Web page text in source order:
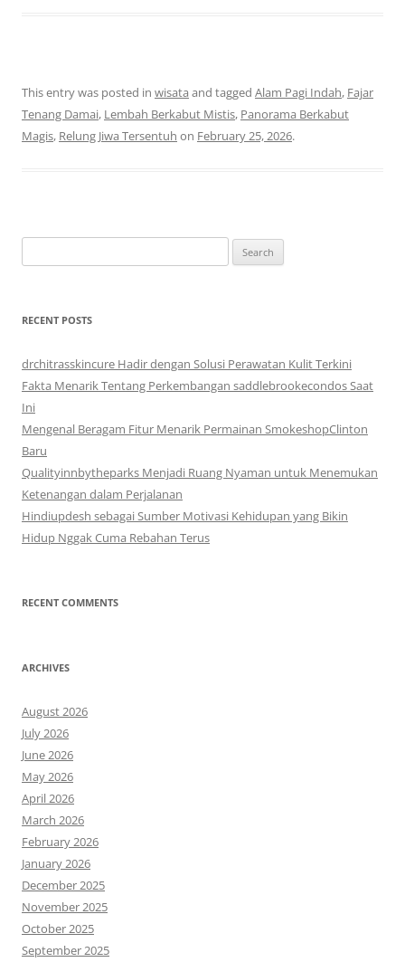
This entry was posted in wisata and tagged Alam Pagi Indah, Fajar
Tenang Damai, Lembah Berkabut Mistis, Panorama Berkabut
Magis, Relung Jiwa Tersentuh on February 25, 2026.
for:
RECENT POSTS
drchitrasskincure Hadir dengan Solusi Perawatan Kulit Terkini
Fakta Menarik Tentang Perkembangan saddlebrookecondos Saat
Ini
Mengenal Beragam Fitur Menarik Permainan SmokeshopClinton
Baru
Qualityinnbytheparks Menjadi Ruang Nyaman untuk Menemukan
Ketenangan dalam Perjalanan
Hindiupdesh sebagai Sumber Motivasi Kehidupan yang Bikin
Hidup Nggak Cuma Rebahan Terus
RECENT COMMENTS
ARCHIVES
August 2026
July 2026
June 2026
May 2026
April 2026
March 2026
February 2026
January 2026
December 2025
November 2025
October 2025
September 2025